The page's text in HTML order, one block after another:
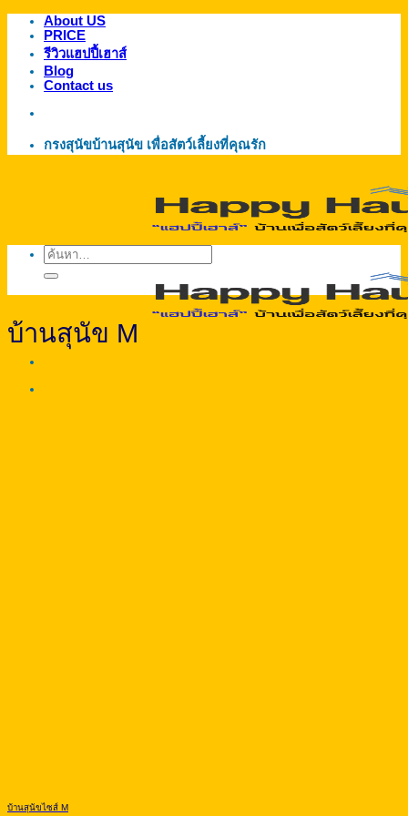
ข้าม
เนื้อหา
About US
PRICE
รีวิวแฮปปี้เฮาส์
Blog
Contact us
กรงสุนัขบ้านสุนัข เพื่อสัตว์เลี้ยงที่คุณรัก
ค้นหา:
บ้านสุนัข M
บ้านสุนัขไซส์ M